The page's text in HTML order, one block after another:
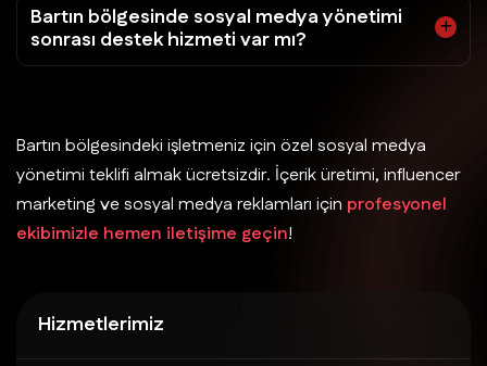
Bartın bölgesinde sosyal medya yönetimi
sonrası destek hizmeti var mı?
Bartın bölgesindeki işletmeniz için özel sosyal medya
yönetimi teklifi almak ücretsizdir. İçerik üretimi, influencer
marketing ve sosyal medya reklamları için profesyonel
ekibimizle hemen iletişime geçin!
Hizmetlerimiz